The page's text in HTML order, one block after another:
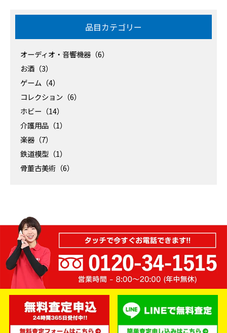
品目カテゴリー
オーディオ・音響機器（6）
お酒（3）
ゲーム（4）
コレクション（6）
ホビー（14）
介護用品（1）
楽器（7）
鉄道模型（1）
骨董古美術（6）